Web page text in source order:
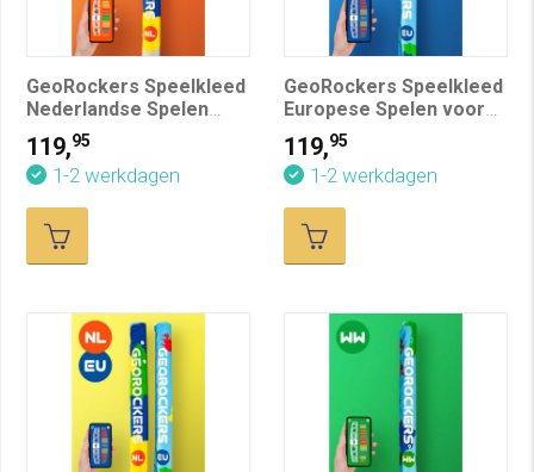
GeoRockers Speelkleed
Nederlandse Spelen
voor Professioneel
Gebruik (Voorheen
Topo.nu)
119,95
1-2 werkdagen
GeoRockers Speelkleed
Europese Spelen voor
Professioneel Gebruik
119,95
1-2 werkdagen